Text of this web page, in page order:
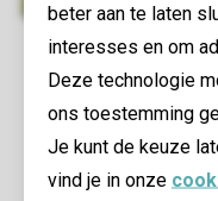
beter aan te laten
interesses en om
Deze technologie
ons toestemming
Je kunt de keuze
vind je in onze